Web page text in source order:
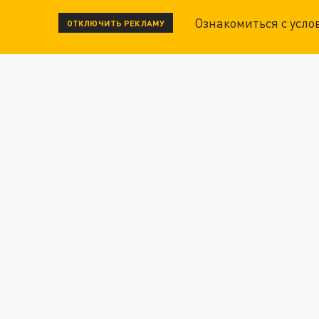
ОТКЛЮЧИТЬ РЕКЛАМУ Ознакомиться с